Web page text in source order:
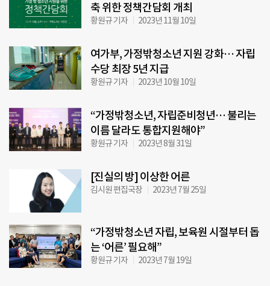
축 위한 정책간담회 개최
황원규 기자 2023년 11월 10일
여가부, 가정밖청소년 지원 강화… 자립
수당 최장 5년 지급
황원규 기자 2023년 10월 10일
“가정밖청소년, 자립준비청년… 불리는
이름 달라도 통합지원해야”
황원규 기자 2023년 8월 31일
[진실의 방] 이상한 어른
김시원 편집국장 2023년 7월 25일
“가정밖청소년 자립, 보육원 시절부터 돕
는 ‘어른’ 필요해”
황원규 기자 2023년 7월 19일